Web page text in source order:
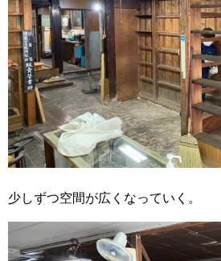
少しずつ空間が広くなっていく。